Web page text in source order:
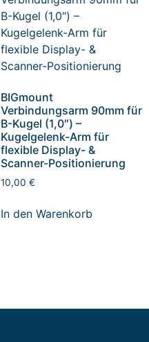
BIGmount
Verbindungsarm 90mm für
B-Kugel (1,0″) –
Kugelgelenk-Arm für
flexible Display- &
Scanner-Positionierung
10,00 €
In den Warenkorb